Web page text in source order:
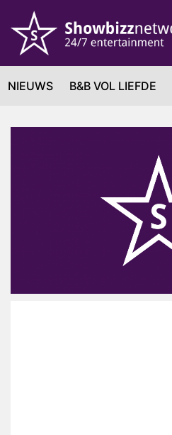
NIEUWS B&B VOL LIEFDE